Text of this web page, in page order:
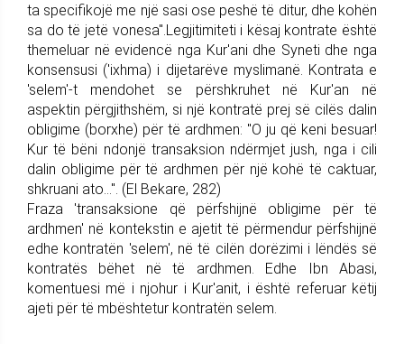
ta specifikojë me një sasi ose peshë të ditur, dhe kohën
sa do të jetë vonesa".Legjitimiteti i kësaj kontrate është
themeluar në evidencë nga Kur'ani dhe Syneti dhe nga
konsensusi ('ixhma) i dijetarëve myslimanë. Kontrata e
'selem'-t mendohet se përshkruhet në Kur'an në
aspektin përgjithshëm, si një kontratë prej së cilës dalin
obligime (borxhe) për të ardhmen: "O ju që keni besuar!
Kur të bëni ndonjë transaksion ndërmjet jush, nga i cili
dalin obligime për të ardhmen për një kohë të caktuar,
shkruani ato...". (El Bekare, 282)
Fraza 'transaksione që përfshijnë obligime për të
ardhmen' në kontekstin e ajetit të përmendur përfshijnë
edhe kontratën 'selem', në të cilën dorëzimi i lëndës së
kontratës bëhet në të ardhmen. Edhe Ibn Abasi,
komentuesi më i njohur i Kur'anit, i është referuar këtij
ajeti për të mbështetur kontratën selem.